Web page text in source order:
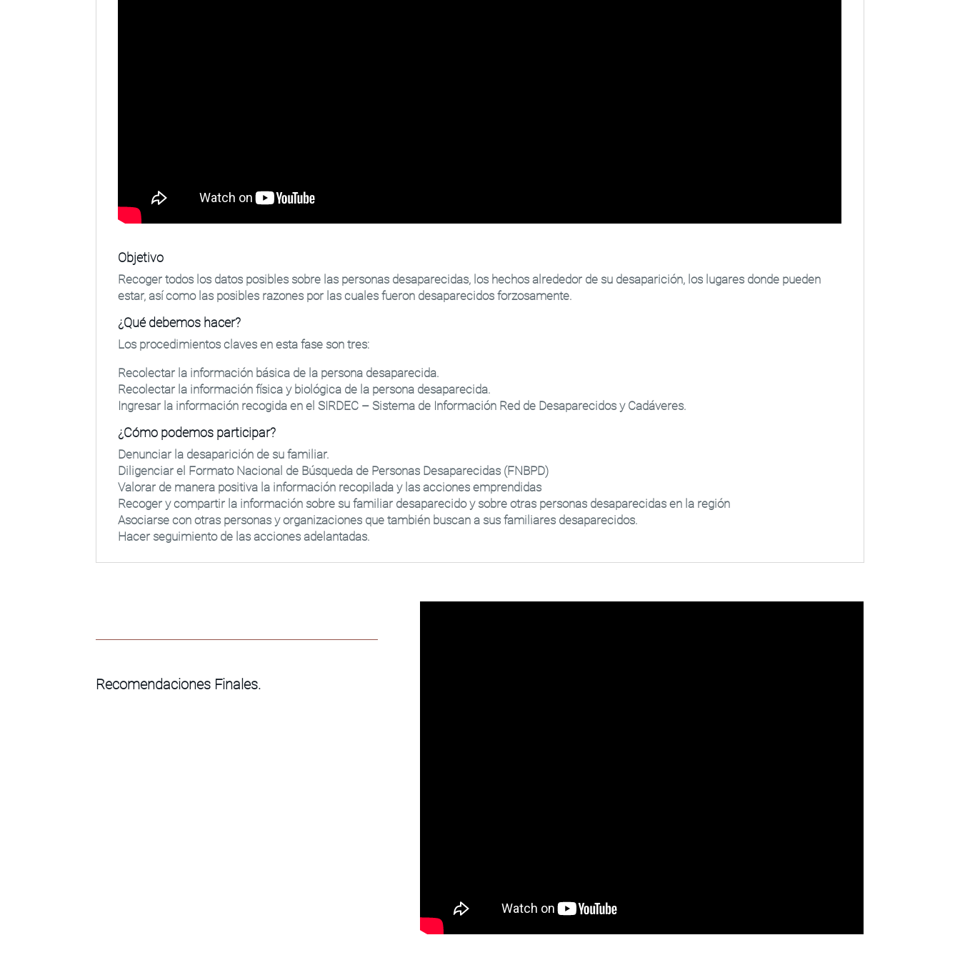
Objetivo
Recoger todos los datos posibles sobre las personas desaparecidas, los hechos alrededor de su desaparición, los lugares donde pueden
estar, así como las posibles razones por las cuales fueron desaparecidos forzosamente.
¿Qué debemos hacer?
Los procedimientos claves en esta fase son tres:
Recolectar la información básica de la persona desaparecida.
Recolectar la información física y biológica de la persona desaparecida.
Ingresar la información recogida en el SIRDEC – Sistema de Información Red de Desaparecidos y Cadáveres.
¿Cómo podemos participar?
Denunciar la desaparición de su familiar.
Diligenciar el Formato Nacional de Búsqueda de Personas Desaparecidas (FNBPD)
Valorar de manera positiva la información recopilada y las acciones emprendidas
Recoger y compartir la información sobre su familiar desaparecido y sobre otras personas desaparecidas en la región
Asociarse con otras personas y organizaciones que también buscan a sus familiares desaparecidos.
Hacer seguimiento de las acciones adelantadas.
Recomendaciones Finales.